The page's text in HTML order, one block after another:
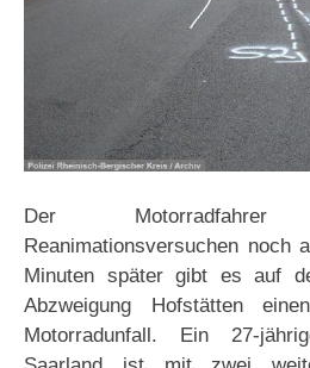
Der
Reanimationsversuchen noch
Minuten später gibt es auf
Abzweigung Hofstätten
Motorradunfall. Ein 27-